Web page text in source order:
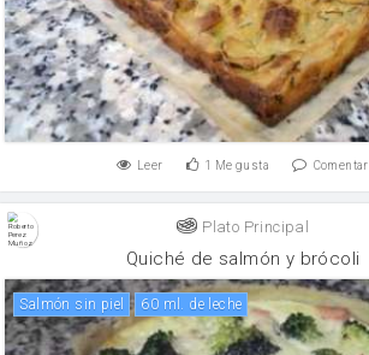
Leer 1 Me gusta Comentar
Plato Principal
Quiché de salmón y brócoli
Salmón sin piel 60 ml. de leche